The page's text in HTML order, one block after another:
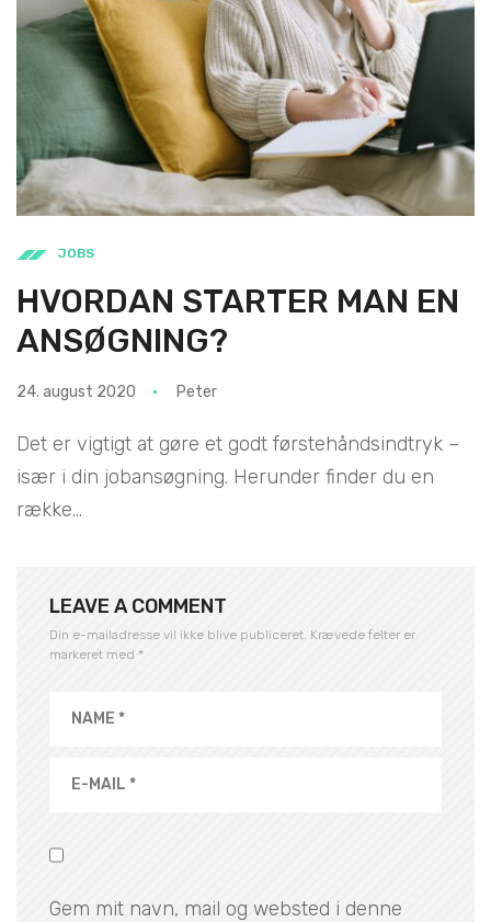
JOBS
HVORDAN STARTER MAN EN
ANSØGNING?
24. august 2020 Peter
Det er vigtigt at gøre et godt førstehåndsindtryk –
især i din jobansøgning. Herunder finder du en
række...
LEAVE A COMMENT
Din e-mailadresse vil ikke blive publiceret. Krævede felter er
markeret med *
Gem mit navn, mail og websted i denne